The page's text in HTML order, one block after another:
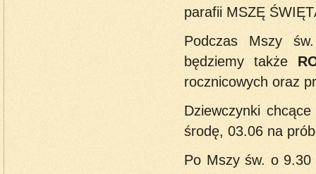
parafii MSZĘ
Podczas Mszy
będziemy także
rocznicowych oraz
Dziewczynki
środę, 03.06 na
Po Mszy św. o